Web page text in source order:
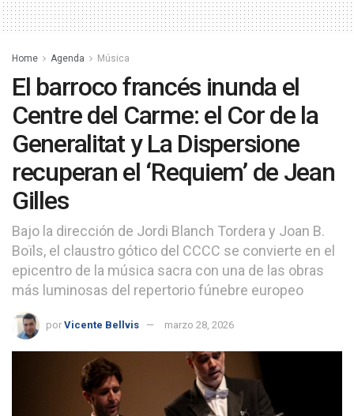
Home Agenda Música
El barroco francés inunda el
Centre del Carme: el Cor de la
Generalitat y La Dispersione
recuperan el ‘Requiem’ de Jean
Gilles
Bajo la dirección de Jordi Blanch Tordera y Joan B.
Boïls, el claustro gótico del CCCC se convierte en el
epicentro de la música sacra con una de las obras
más luminosas del repertorio fúnebre europeo
por Vicente Bellvis marzo 28, 2026